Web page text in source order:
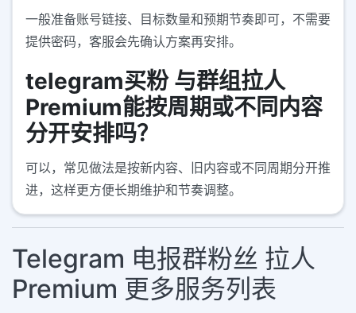
一般准备账号链接、目标数量和预期节奏即可，不需要
提供密码，客服会先确认方案再安排。
telegram买粉 与群组拉人
Premium能按周期或不同内容
分开安排吗？
可以，常见做法是按新内容、旧内容或不同周期分开推
进，这样更方便长期维护和节奏调整。
Telegram 电报群粉丝 拉人
Premium 更多服务列表